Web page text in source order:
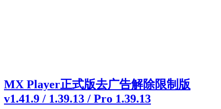
MX Player正式版去广告解除限制版
v1.41.9 / 1.39.13 / Pro 1.39.13